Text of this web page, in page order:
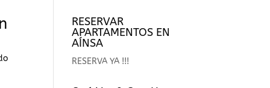
RESERVAR
APARTAMENTOS EN
AÍNSA
RESERVA YA !!!